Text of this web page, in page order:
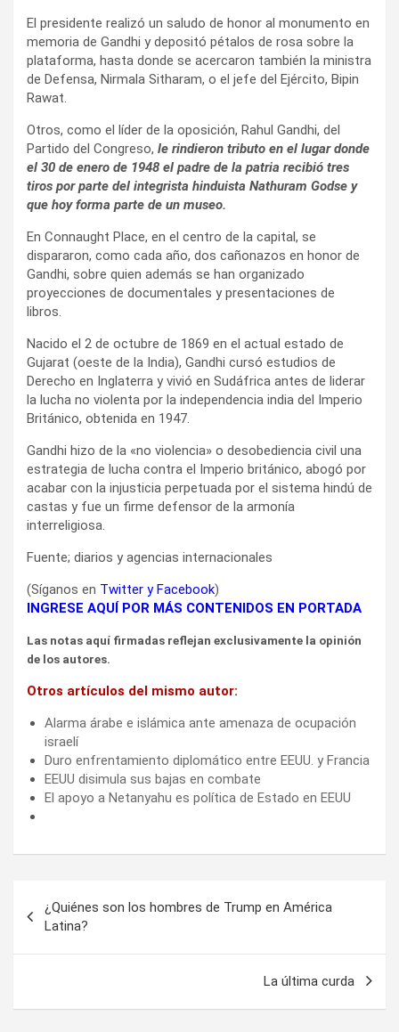
El presidente realizó un saludo de honor al monumento en
memoria de Gandhi y depositó pétalos de rosa sobre la
plataforma, hasta donde se acercaron también la ministra
de Defensa, Nirmala Sitharam, o el jefe del Ejército, Bipin
Rawat.
Otros, como el líder de la oposición, Rahul Gandhi, del
Partido del Congreso, le rindieron tributo en el lugar donde
el 30 de enero de 1948 el padre de la patria recibió tres
tiros por parte del integrista hinduista Nathuram Godse y
que hoy forma parte de un museo.
En Connaught Place, en el centro de la capital, se
dispararon, como cada año, dos cañonazos en honor de
Gandhi, sobre quien además se han organizado
proyecciones de documentales y presentaciones de
libros.
Nacido el 2 de octubre de 1869 en el actual estado de
Gujarat (oeste de la India), Gandhi cursó estudios de
Derecho en Inglaterra y vivió en Sudáfrica antes de liderar
la lucha no violenta por la independencia india del Imperio
Británico, obtenida en 1947.
Gandhi hizo de la «no violencia» o desobediencia civil una
estrategia de lucha contra el Imperio británico, abogó por
acabar con la injusticia perpetuada por el sistema hindú de
castas y fue un firme defensor de la armonía
interreligiosa.
Fuente; diarios y agencias internacionales
(Síganos en Twitter yFacebook)
INGRESE AQUÍ POR MÁS CONTENIDOS EN PORTADA
Las notas aquí firmadas reflejan exclusivamente la opinión
de los autores.
Otros artículos del mismo autor:
Alarma árabe e islámica ante amenaza de ocupación
israelí
Duro enfrentamiento diplomático entre EEUU. y Francia
EEUU disimula sus bajas en combate
El apoyo a Netanyahu es política de Estado en EEUU
de
entradas
¿Quiénes son los hombres de Trump en América
Latina?
La última curda